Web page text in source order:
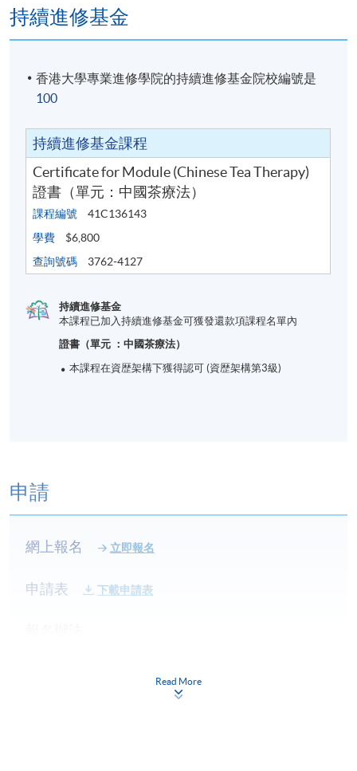
地點
本院教學中心
持續進修基金
香港大學專業進修學院的持續進修基金院校編號是
100
持續進修基金課程
Certificate for Module (Chinese Tea Therapy)
證書（單元：中國茶療法）
課程編號
41C136143
學費
$6,800
查詢號碼
3762-4127
持續進修基金
本課程已加入持續進修基金可獲發還款項課程名單內
證書（單元 ：中國茶療法）
本課程在資歴架構下獲得認可 (資歴架構第3級)
申請
網上報名 立即報名
申請表 下載申請表
香港永久居民，請帶備簽証身份書的正本及副本。
Read More